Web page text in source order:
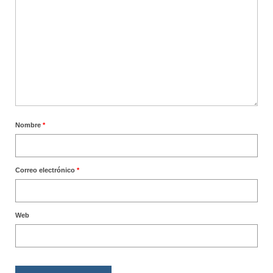
Nombre *
Correo electrónico *
Web